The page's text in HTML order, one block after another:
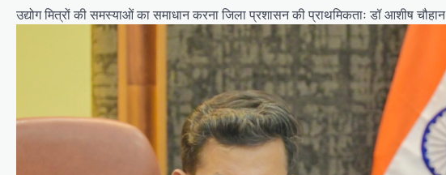
उद्योग मित्रों की समस्याओं का समाधान करना जिला प्रशासन की प्राथमिकताः डॉ आशीष चौहान